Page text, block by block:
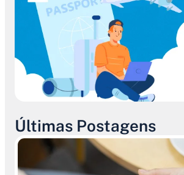
Últimas Postagens